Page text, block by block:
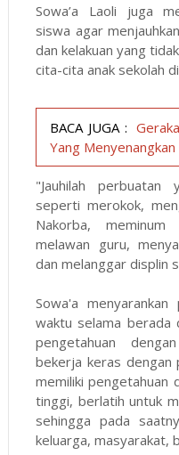
Sowa’a Laoli juga
siswa agar
dan kelakuan yang
cita-cita anak sekolah
BACA JUGA :
Yang
"Jauhilah
seperti merokok,
Nakorba,
melawan guru,
dan melanggar displin
Sowa'a
waktu selama berada
pengetahuan
bekerja keras dengan
memiliki pengetahuan
tinggi, berlatih untuk
sehingga pada
keluarga, masyarakat,